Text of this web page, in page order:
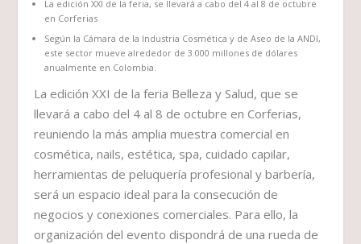
La edición XXI de la feria, se llevará a cabo del 4 al 8 de octubre
en Corferias
Según la Cámara de la Industria Cosmética y de Aseo de la ANDI,
este sector mueve alrededor de 3.000 millones de dólares
anualmente en Colombia.
La edición XXI de la feria Belleza y Salud, que se
llevará a cabo del 4 al 8 de octubre en Corferias,
reuniendo la más amplia muestra comercial en
cosmética, nails, estética, spa, cuidado capilar,
herramientas de peluquería profesional y barbería,
será un espacio ideal para la consecución de
negocios y conexiones comerciales. Para ello, la
organización del evento dispondrá de una rueda de